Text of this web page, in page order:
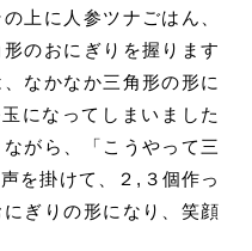
上に人参ツナごはん、
のおにぎりを握ります
なかなか三角形の形に
になってしまいました
がら、「こうやって三
を掛けて、２,３個作っ
ぎりの形になり、笑顔